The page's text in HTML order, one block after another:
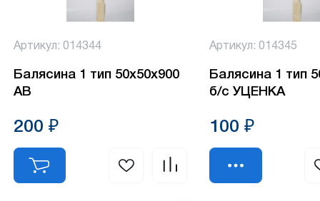
Артикул: 014344
Балясина 1 тип 50х50х900
АВ
200 ₽
Артикул: 014345
Балясина 1 тип
б/с УЦЕНКА
100 ₽